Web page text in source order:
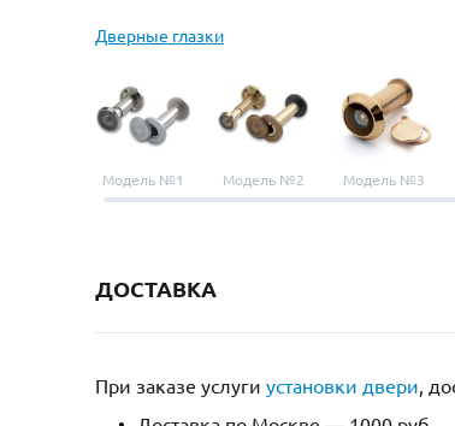
Дверные глазки
Модель №1 Модель №2 Модель №3
ДОСТАВКА
При заказе услуги установки двери,